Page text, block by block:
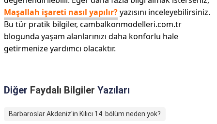
Maşallah işareti nasıl yapılır?yazısını inceleyebilirsiniz.
Bu tür pratik bilgiler, cambalkonmodelleri.com.tr
blogunda yaşam alanlarınızı daha konforlu hale
getirmenize yardımcı olacaktır.
Diğer Faydalı Bilgiler Yazıları
Barbaroslar Akdeniz'in Kılıcı 14. bölüm neden yok?